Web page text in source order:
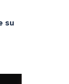
su